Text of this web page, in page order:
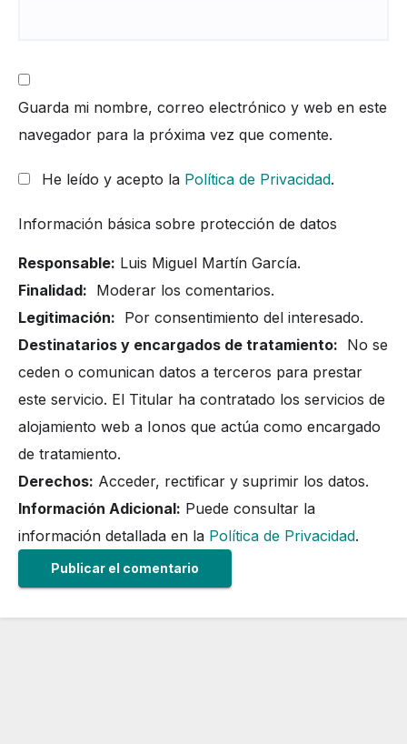
Guarda mi nombre, correo electrónico y web en este
navegador para la próxima vez que comente.
He leído y acepto la Política de Privacidad.
Información básica sobre protección de datos
Responsable: Luis Miguel Martín García.
Finalidad: Moderar los comentarios.
Legitimación: Por consentimiento del interesado.
Destinatarios y encargados de tratamiento: No se
ceden o comunican datos a terceros para prestar
este servicio. El Titular ha contratado los servicios de
alojamiento web a Ionos que actúa como encargado
de tratamiento.
Derechos: Acceder, rectificar y suprimir los datos.
Información Adicional: Puede consultar la
información detallada en la Política de Privacidad.